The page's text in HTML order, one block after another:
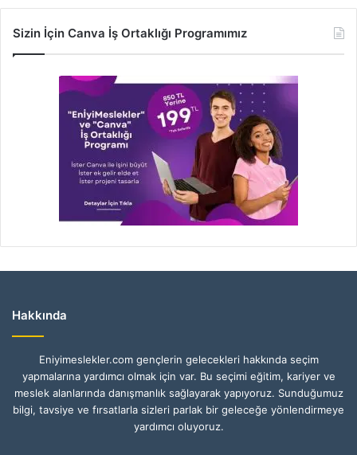
Sizin İçin Canva İş Ortaklığı Programımız
Hakkında
Eniyimeslekler.com gençlerin gelecekleri hakkında seçim
yapmalarına yardımcı olmak için var. Bu seçimi eğitim, kariyer ve
meslek alanlarında danışmanlık sağlayarak yapıyoruz. Sunduğumuz
bilgi, tavsiye ve fırsatlarla sizleri parlak bir geleceğe yönlendirmeye
yardımcı oluyoruz.